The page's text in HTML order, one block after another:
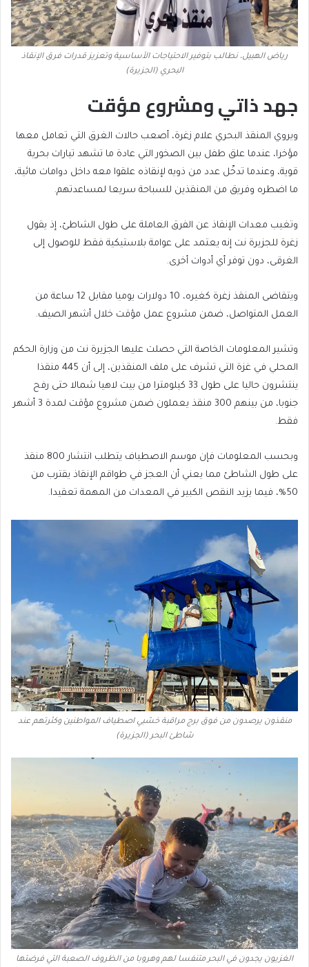
رياض الهبيل، نطالب بتوفير الاحتياجات الأساسية وتعزيز قدرات فرق الإنقاذ
البحري (الجزيرة)
جهد ذاتي ومشروع مؤقت
ويروي المنقذ البحري علام زغرة، أصعب حالات الغرق التي تعامل معها
مؤخرا، عندما علق طفل بين الصخور التي عادة ما تشهد تيارات بحرية
قوية، وعندما تدخّل عدد من ذويه لإنقاذه علقوا معه داخل دوامات مائية،
ما اضطره وفريق من المنقذين للسباحة سريعا لمساعدتهم.
وتغيب معدات الإنقاذ عن الفرق العاملة على طول الشاطئ، إذ يقول
زغرة للجزيرة نت إنه يعتمد على عوامة بلاستيكية فقط للوصول إلى
الغرقى، دون توفر أي أدوات أخرى.
ويتقاضى المنقذ زغرة كغيره، 10 دولارات يوميا مقابل 12 ساعة من
العمل المتواصل، ضمن مشروع عمل مؤقت خلال أشهر الصيف.
وتشير المعلومات الخاصة التي حصلت عليها الجزيرة نت من وزارة الحكم
المحلي في غزة التي تشرف على ملف المنقذين، إلى أن 445 منقذا
ينتشرون حاليا على طول 33 كيلومترا من بيت لاهيا شمالا حتى رفح
جنوبا، من بينهم 300 منقذ يعملون ضمن مشروع مؤقت لمدة 3 أشهر
فقط.
وبحسب المعلومات فإن موسم الاصطياف يتطلب انتشار 800 منقذ
على طول الشاطئ مما يعني أن العجز في طواقم الإنقاذ يقترب من
50%، فيما يزيد النقص الكبير في المعدات من المهمة تعقيدا.
منقذون يرصدون من فوق برج مراقبة خشبي اصطياف المواطنين وكثرتهم عند
شاطئ البحر (الجزيرة)
الغزيون يجدون في البحر متنفسا لهم وهروبا من الظروف الصعبة التي فرضتها